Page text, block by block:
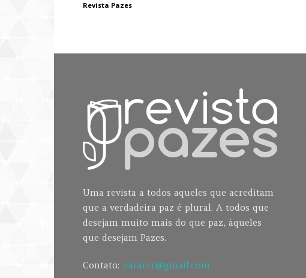
Revista Pazes
Uma revista a todos aqueles que acreditam
que a verdadeira paz é plural. A todos que
desejam muito mais do que paz, àqueles
que desejam Pazes.
Contato: nararcr@gmail.com